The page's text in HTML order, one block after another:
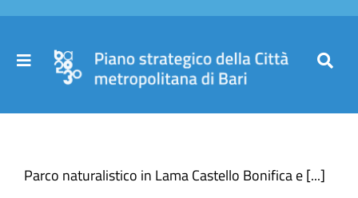
Salta
contenuto
Toggle
Parco naturalistico in Lama Castello Bonifica e [...]